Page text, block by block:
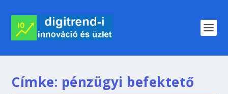
Címke: pénzügyi befektető